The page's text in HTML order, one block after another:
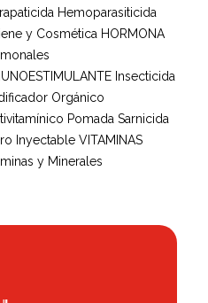
Hemoparasiticida
y Cosmética HORMONA
Insecticida
Orgánico
Pomada Sarnicida
Inyectable VITAMINAS
y Minerales